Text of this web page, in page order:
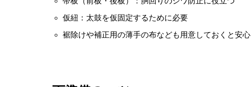
仮紐：太鼓を仮固定するために必要
裾除けや補正用の薄手の布なども用意しておくと安心